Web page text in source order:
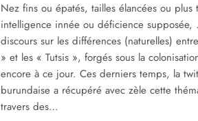
Nez fins ou épatés, tailles élancées ou plus
intelligence innée ou déficience
discours sur les différences (naturelles)
» et les « Tutsis », forgés sous la
encore à ce jour. Ces derniers temps, la
burundaise a récupéré avec zèle cette
travers des…